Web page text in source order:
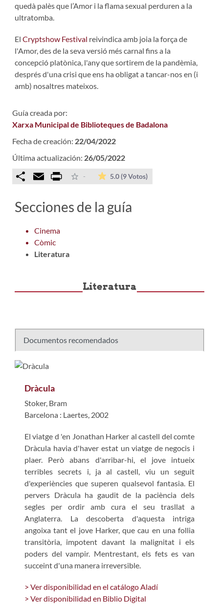
quedà palès que l’Amor i la flama sexual perduren a la
ultratomba.
El Cryptshow Festival reivindica amb joia la força de
l'Amor, des de la seva versió més carnal fins a la
concepció platònica, l'any que sortirem de la pandèmia,
després d'una crisi que ens ha obligat a tancar-nos en (i
amb) nosaltres mateixos.
Guía creada por:
Xarxa Municipal de Biblioteques de Badalona
Fecha de creación: 22/04/2022
Última actualización: 26/05/2022
Comparteix
Email Print - 5.0(9 Votos)La valoración media
Secciones de la guía
Cinema
Còmic
Literatura
Literatura
Documentos recomendados
Dràcula
Stoker, Bram
Barcelona : Laertes, 2002
El viatge d 'en Jonathan Harker al castell del comte
Dràcula havia d'haver estat un viatge de negocis i
plaer. Però abans d'arribar-hi, el jove intueix
terribles secrets i, ja al castell, viu un seguit
d'experiències que superen qualsevol fantasia. El
pervers Dràcula ha gaudit de la paciència dels
segles per ordir amb cura el seu trasllat a
Anglaterra. La descoberta d'aquesta intriga
angoixa tant el jove Harker, que cau en una follia
transitòria, impotent davant la malignitat i els
poders del vampir. Mentrestant, els fets es van
succeint d'una manera irreversible.
> Ver disponibilidad en el catálogo Aladí
> Ver disponibilidad en Biblio Digital